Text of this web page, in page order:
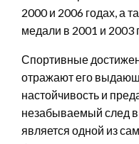
2000 и 2006 годах, а
медали в 2001 и 2003
Спортивные
отражают его
настойчивость и
незабываемый след в
является одной из